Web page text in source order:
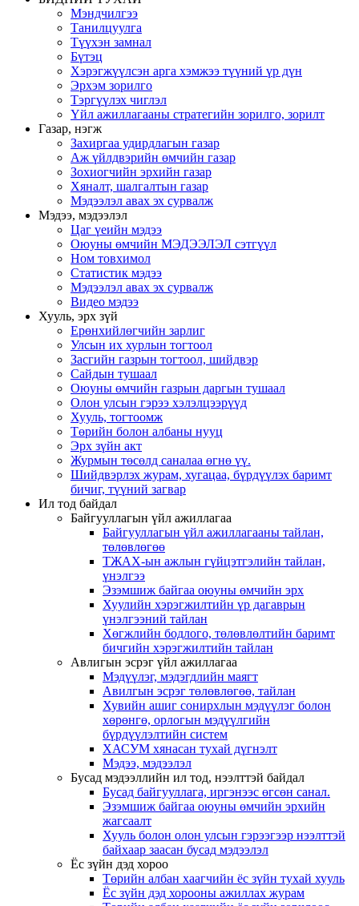
Мэндчилгээ
Танилцуулга
Түүхэн замнал
Бүтэц
Хэрэгжүүлсэн арга хэмжээ түүний үр дүн
Эрхэм зорилго
Тэргүүлэх чиглэл
Үйл ажиллагааны стратегийн зорилго, зорилт
Газар, нэгж
Захиргаа удирдлагын газар
Аж үйлдвэрийн өмчийн газар
Зохиогчийн эрхийн газар
Хяналт, шалгалтын газар
Мэдээлэл авах эх сурвалж
Мэдээ, мэдээлэл
Цаг үеийн мэдээ
Оюуны өмчийн МЭДЭЭЛЭЛ сэтгүүл
Ном товхимол
Статистик мэдээ
Мэдээлэл авах эх сурвалж
Видео мэдээ
Хууль, эрх зүй
Ерөнхийлөгчийн зарлиг
Улсын их хурлын тогтоол
Засгийн газрын тогтоол, шийдвэр
Сайдын тушаал
Оюуны өмчийн газрын даргын тушаал
Олон улсын гэрээ хэлэлцээрүүд
Хууль, тогтоомж
Төрийн болон албаны нууц
Эрх зүйн акт
Журмын төсөлд саналаа өгнө үү.
Шийдвэрлэх журам, хугацаа, бүрдүүлэх баримт
бичиг, түүний загвар
Ил тод байдал
Байгууллагын үйл ажиллагаа
Байгууллагын үйл ажиллагааны тайлан,
төлөвлөгөө
ТЖАХ-ын ажлын гүйцэтгэлийн тайлан,
үнэлгээ
Эзэмшиж байгаа оюуны өмчийн эрх
Хуулийн хэрэгжилтийн үр дагаврын
үнэлгээний тайлан
Хөгжлийн бодлого, төлөвлөлтийн баримт
бичгийн хэрэгжилтийн тайлан
Авлигын эсрэг үйл ажиллагаа
Мэдүүлэг, мэдэгдлийн маягт
Авилгын эсрэг төлөвлөгөө, тайлан
Хувийн ашиг сонирхлын мэдүүлэг болон
хөрөнгө, орлогын мэдүүлгийн
бүрдүүлэлтийн систем
ХАСУМ хянасан тухай дүгнэлт
Мэдээ, мэдээлэл
Бусад мэдээллийн ил тод, нээлттэй байдал
Бусад байгууллага, иргэнээс өгсөн санал.
Эзэмшиж байгаа оюуны өмчийн эрхийн
жагсаалт
Хууль болон олон улсын гэрээгээр нээлттэй
байхаар заасан бусад мэдээлэл
Ёс зүйн дэд хороо
Төрийн албан хаагчийн ёс зүйн тухай хууль
Ёс зүйн дэд хорооны ажиллах журам